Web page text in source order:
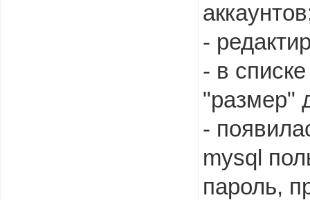
-
- в
"размер"
-
mysql
пароль,